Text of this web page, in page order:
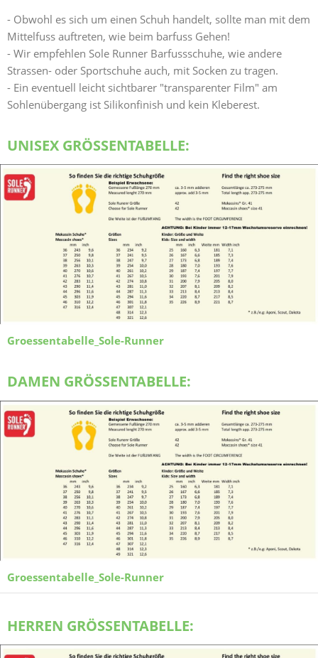
- Obwohl es sich um einen Schuh handelt, sollte man mit dem
Mittelfuss auftreten, wie beim barfuss Gehen!
- Wir empfehlen Sole Runner Barfussschuhe, wie andere
Strassen- oder Sportschuhe auch, mit Socken zu tragen.
- Ein eventuell leicht sichtbarer "transparenter Film" am
Sohlenübergang ist Silikonfinish und kein Kleberest.
UNISEX GRÖSSENTABELLE:
Groessentabelle_Sole-Runner
DAMEN GRÖSSENTABELLE:
Groessentabelle_Sole-Runner
HERREN GRÖSSENTABELLE: